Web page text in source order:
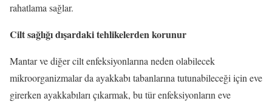
rahatlama sağlar.
Cilt sağlığı dışardaki tehlikelerden korunur
Mantar ve diğer cilt enfeksiyonlarına neden olabilecek
mikroorganizmalar da ayakkabı tabanlarına tutunabileceği için eve
girerken ayakkabıları çıkarmak, bu tür enfeksiyonların eve